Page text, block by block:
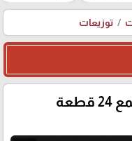
توزيعات